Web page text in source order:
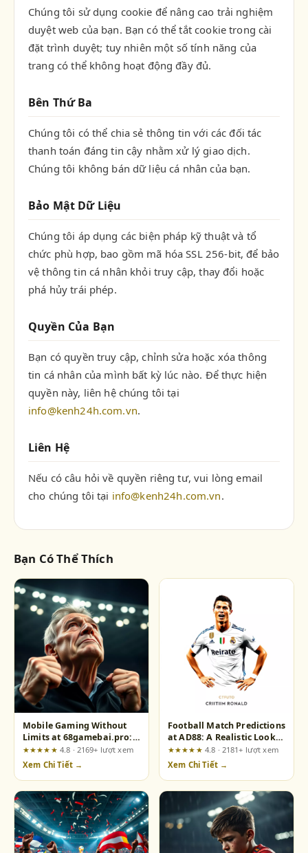
Chúng tôi sử dụng cookie để nâng cao trải nghiệm
duyệt web của bạn. Bạn có thể tắt cookie trong cài
đặt trình duyệt; tuy nhiên một số tính năng của
trang có thể không hoạt động đầy đủ.
Bên Thứ Ba
Chúng tôi có thể chia sẻ thông tin với các đối tác
thanh toán đáng tin cậy nhằm xử lý giao dịch.
Chúng tôi không bán dữ liệu cá nhân của bạn.
Bảo Mật Dữ Liệu
Chúng tôi áp dụng các biện pháp kỹ thuật và tổ
chức phù hợp, bao gồm mã hóa SSL 256-bit, để bảo
vệ thông tin cá nhân khỏi truy cập, thay đổi hoặc
phá hủy trái phép.
Quyền Của Bạn
Bạn có quyền truy cập, chỉnh sửa hoặc xóa thông
tin cá nhân của mình bất kỳ lúc nào. Để thực hiện
quyền này, liên hệ chúng tôi tại
info@kenh24h.com.vn.
Liên Hệ
Nếu có câu hỏi về quyền riêng tư, vui lòng email
cho chúng tôi tại info@kenh24h.com.vn.
Bạn Có Thể Thích
Mobile Gaming Without
Limits at 68gamebai.pro:
A Risk-Focused Review for
the Discerning Player
★★★★★ 4.8 · 2169+ lượt xem
Xem Chi Tiết →
Football Match Predictions
at AD88: A Realistic Look
at What Works and What
Doesn't
★★★★★ 4.8 · 2181+ lượt xem
Xem Chi Tiết →